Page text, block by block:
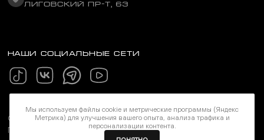
ЛИГОВСКИЙ ПР-Т, 63
НАШИ СОЦИАЛЬНЫЕ СЕТИ
©Stereozona 2026. Все права защищены
Политика конфиденциальности
Мы используем файлы cookie и метрические программы (Яндекс
Метрика) для улучшения вашего опыта, анализа трафика и
персонализации контента.